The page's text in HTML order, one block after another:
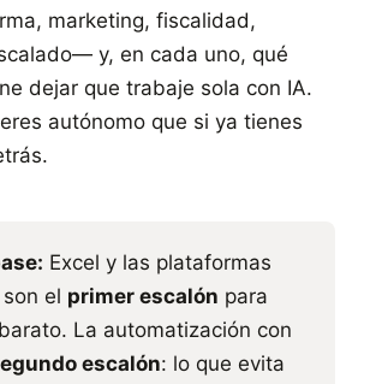
marketing, fiscalidad,
y, en cada uno, qué
dejar que trabaje sola con IA.
autónomo que si ya tienes
Excel y las plataformas
el primer escalón para
La automatización con
escalón: lo que evita